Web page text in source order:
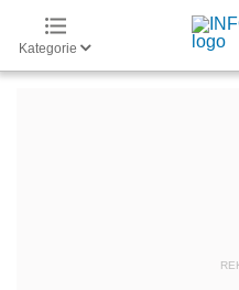
Kategorie